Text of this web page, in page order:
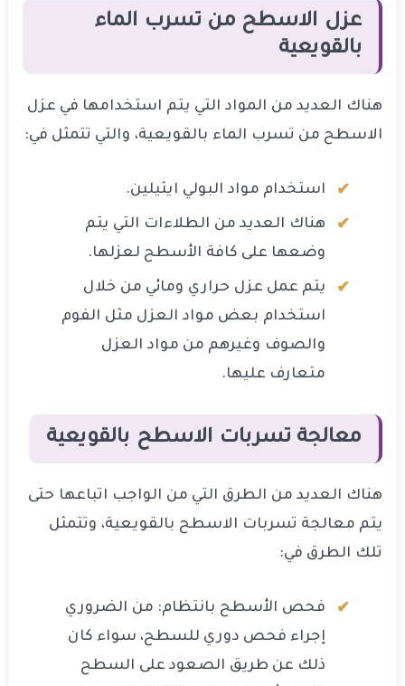
عزل الاسطح من تسرب الماء
بالقويعية
هناك العديد من المواد التي يتم استخدامها في عزل
الاسطح من تسرب الماء بالقويعية، والتي تتمثل في:
استخدام مواد البولي ايثيلين.
هناك العديد من الطلاءات التي يتم
وضعها على كافة الأسطح لعزلها.
يتم عمل عزل حراري ومائي من خلال
استخدام بعض مواد العزل مثل الفوم
والصوف وغيرهم من مواد العزل
متعارف عليها.
معالجة تسربات الاسطح بالقويعية
هناك العديد من الطرق التي من الواجب اتباعها حتى
يتم معالجة تسربات الاسطح بالقويعية، وتتمثل
تلك الطرق في:
فحص الأسطح بانتظام: من الضروري
إجراء فحص دوري للسطح، سواء كان
ذلك عن طريق الصعود على السطح